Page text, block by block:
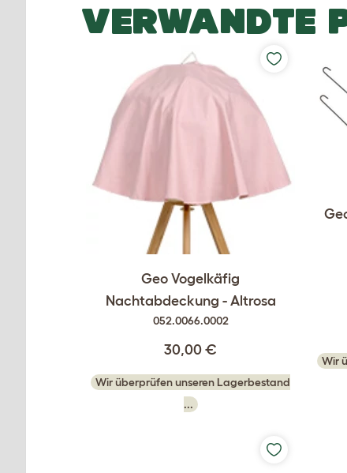
VERWANDTE
Geo Vogelkäfig
Nachtabdeckung - Altrosa
052.0066.0002
30,00 €
Wir überprüfen unseren Lagerbestand
...
Wir